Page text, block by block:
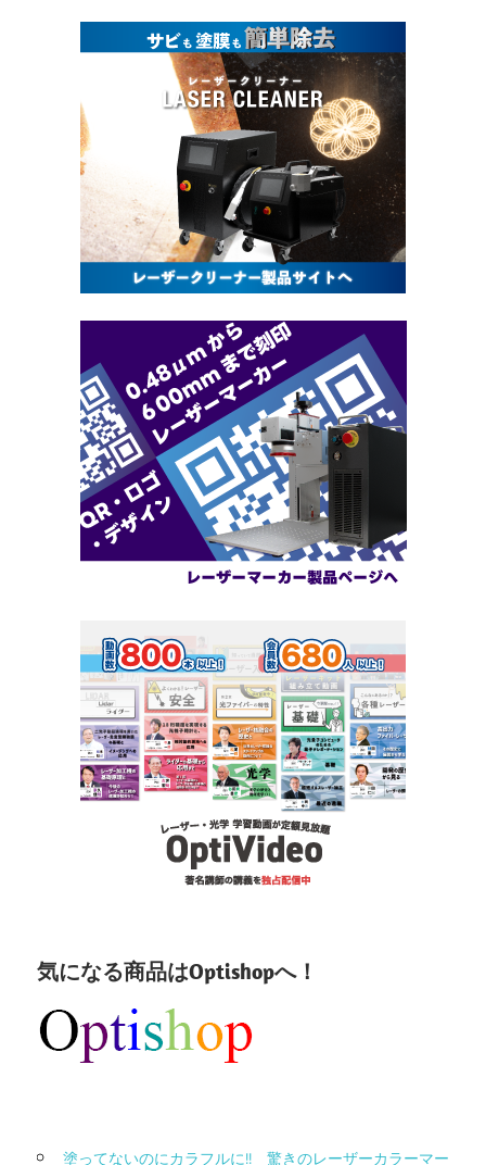
気になる商品はOptishopへ！
塗ってないのにカラフルに!! 驚きのレーザーカラーマー